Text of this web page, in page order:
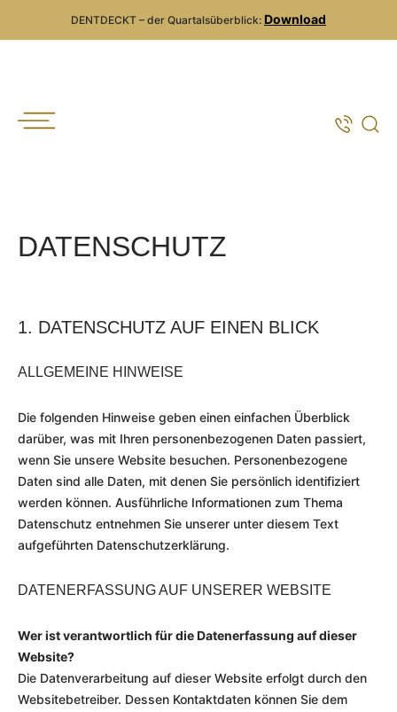
DENTDECKT – der Quartalsüberblick: Download
DATENSCHUTZ
1. DATENSCHUTZ AUF EINEN BLICK
ALLGEMEINE HINWEISE
Die folgenden Hinweise geben einen einfachen Überblick
darüber, was mit Ihren personenbezogenen Daten passiert,
wenn Sie unsere Website besuchen. Personenbezogene
Daten sind alle Daten, mit denen Sie persönlich identifiziert
werden können. Ausführliche Informationen zum Thema
Datenschutz entnehmen Sie unserer unter diesem Text
aufgeführten Datenschutzerklärung.
DATENERFASSUNG AUF UNSERER WEBSITE
Wer ist verantwortlich für die Datenerfassung auf dieser
Website?
Die Datenverarbeitung auf dieser Website erfolgt durch den
Websitebetreiber. Dessen Kontaktdaten können Sie dem